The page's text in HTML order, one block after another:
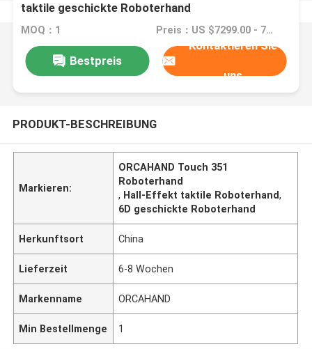
taktile geschickte Roboterhand
MOQ：1 Preis：US $7299.00 - 7900.00/ Set
Bestpreis
Kontaktieren Sie
uns
PRODUKT-BESCHREIBUNG
Markieren:
ORCAHAND Touch 351
Roboterhand
, Hall-Effekt taktile Roboterhand,
6D geschickte Roboterhand
Herkunftsort China
Lieferzeit 6-8 Wochen
Markenname ORCAHAND
Min Bestellmenge 1